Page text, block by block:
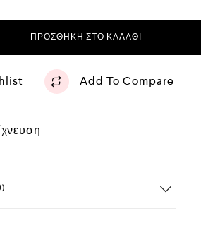
ΠΡΟΣΘΉΚΗ ΣΤΟ ΚΑΛΆΘΙ
Add To Compare